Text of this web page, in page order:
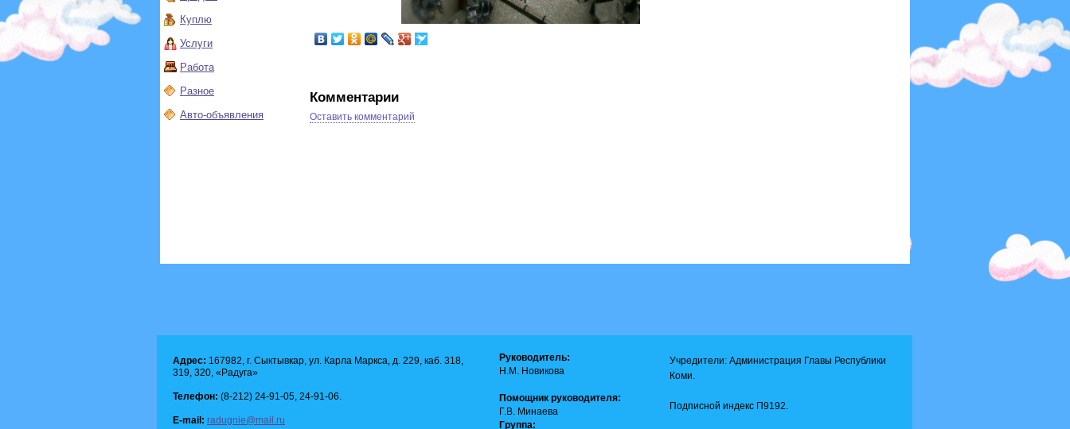
Куплю
Услуги
Работа
Разное
Авто-объявления
Комментарии
Оставить комментарий
Адрес: 167982, г. Сыктывкар, ул. Карла Маркса, д. 229, каб. 318,
319, 320, «Радуга»
Телефон: (8-212) 24-91-05, 24-91-06.
E-mail: radugnie@mail.ru
Руководитель:
Н.М. Новикова
Помощник руководителя:
Г.В. Минаева
Группа:
Учредители: Администрация Главы Республики
Коми.
Подписной индекс П9192.